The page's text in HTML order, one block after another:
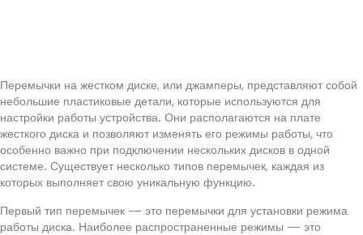
Перемычки на жестком диске, или джамперы, представляют собой
небольшие пластиковые детали, которые используются для
настройки работы устройства. Они располагаются на плате
жесткого диска и позволяют изменять его режимы работы, что
особенно важно при подключении нескольких дисков в одной
системе. Существует несколько типов перемычек, каждая из
которых выполняет свою уникальную функцию.
Первый тип перемычек — это перемычки для установки режима
работы диска. Наиболее распространенные режимы — это